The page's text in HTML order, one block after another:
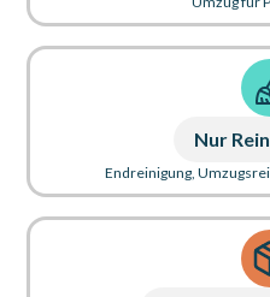
Nur
Endreinigung,